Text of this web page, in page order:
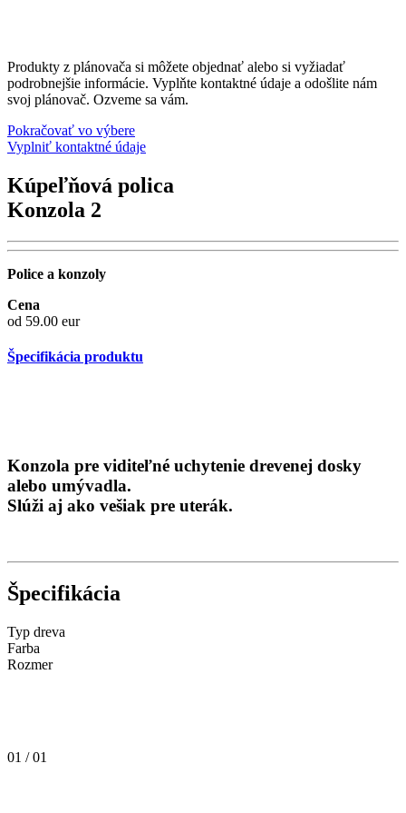
Produkty z plánovača si môžete objednať alebo si vyžiadať
podrobnejšie informácie. Vyplňte kontaktné údaje a odošlite nám
svoj plánovač. Ozveme sa vám.
Pokračovať vo výbere
Vyplniť kontaktné údaje
Kúpeľňová polica
Konzola 2
Police a konzoly
Cena
od 59.00 eur
Špecifikácia produktu
Konzola pre viditeľné uchytenie drevenej dosky
alebo umývadla.
Slúži aj ako vešiak pre uterák.
Špecifikácia
Typ dreva
Farba
Rozmer
01 / 01